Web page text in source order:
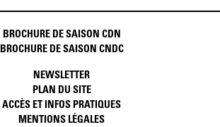
BROCHURE DE SAISON CDN
BROCHURE DE SAISON CNDC
NEWSLETTER
PLAN DU SITE
ACCÈS ET INFOS PRATIQUES
MENTIONS LÉGALES